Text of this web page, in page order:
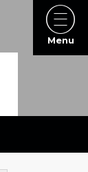
Menu